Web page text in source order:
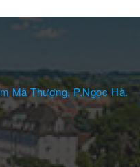
Mã Thượng, P.Ngọc Hà.